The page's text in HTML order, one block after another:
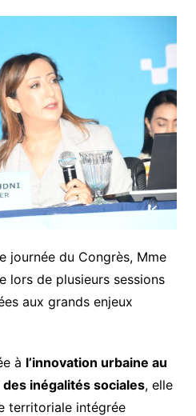
journée du Congrès, Mme
lors de plusieurs sessions
aux grands enjeux
à l’innovation urbaine au
inégalités sociales, elle
territoriale intégrée